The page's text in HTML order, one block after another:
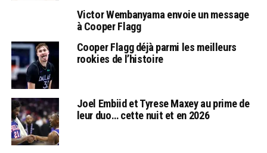
Victor Wembanyama envoie un message
à Cooper Flagg
Cooper Flagg déjà parmi les meilleurs
rookies de l’histoire
Joel Embiid et Tyrese Maxey au prime de
leur duo… cette nuit et en 2026